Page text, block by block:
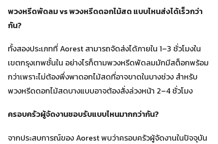
พวงหรีดพัดลม vs พวงหรีดดอกไม้สด แบบไหนส่งได้เร็วกว่า
กัน?
ทั้งสองประเภทที่ Aorest สามารถจัดส่งได้ภายใน 1–3 ชั่วโมงใน
เขตกรุงเทพชั้นใน อย่างไรก็ตามพวงหรีดพัดลมมักมีสต็อกพร้อม
กว่าเพราะไม่ต้องพึ่งพาดอกไม้สดที่อาจขาดในบางช่วง สำหรับ
พวงหรีดดอกไม้สดบางแบบอาจต้องสั่งล่วงหน้า 2–4 ชั่วโมง
ครอบครัวผู้จัดงานชอบรับแบบไหนมากกว่ากัน?
จากประสบการณ์ของ Aorest พบว่าครอบครัวผู้จัดงานในปัจจุบัน